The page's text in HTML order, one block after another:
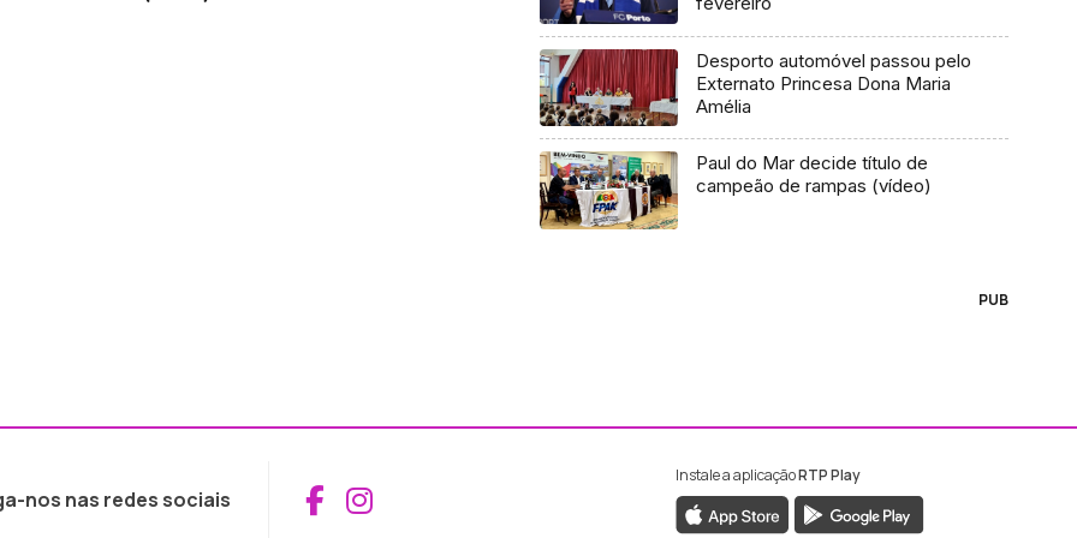
Desporto automóvel passou pelo
Externato Princesa Dona Maria
Amélia
Paul do Mar decide título de
campeão de rampas (vídeo)
PUB
nos nas redes sociais Aceder ao Facebook da RTP Madeira
Aceder ao Instagram da RTP Madeira
Instale a aplicaçãoRTP Play